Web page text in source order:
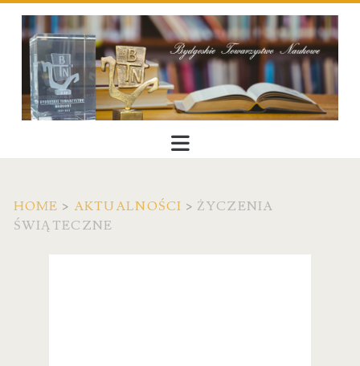
HOME > AKTUALNOŚCI > ŻYCZENIA
ŚWIĄTECZNE